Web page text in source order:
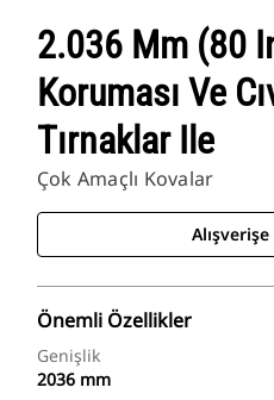
2.036 Mm (80
Koruması Ve
Tırnaklar Ile
Çok Amaçlı Kovalar
Alışverişe
Önemli Özellikler
Genişlik
2036 mm